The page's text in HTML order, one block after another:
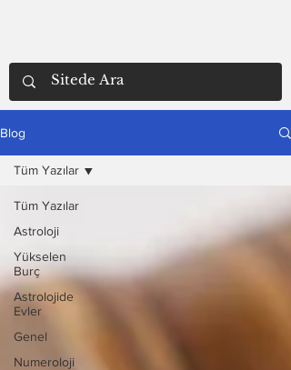
Blog
Tüm Yazılar
Astroloji
Yükselen
Burç
Astrolojide
Evler
Genel
Numeroloji
Tüm Yazılar